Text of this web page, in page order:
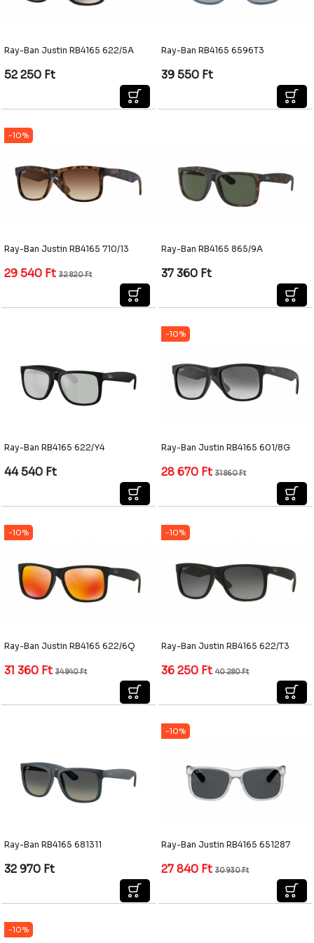
Ray-Ban Justin RB4165 622/5A
52 250 Ft
Ray-Ban RB4165 6596T3
39 550 Ft
-10%
Ray-Ban Justin RB4165 710/13
29 540 Ft 32 820Ft
Ray-Ban RB4165 865/9A
37 360 Ft
Ray-Ban RB4165 622/Y4
44 540 Ft
-10%
Ray-Ban Justin RB4165 601/8G
28 670 Ft 31 860Ft
-10%
Ray-Ban Justin RB4165 622/6Q
31 360 Ft 34 840Ft
-10%
Ray-Ban Justin RB4165 622/T3
36 250 Ft 40 280Ft
Ray-Ban RB4165 681311
32 970 Ft
-10%
Ray-Ban Justin RB4165 651287
27 840 Ft 30 930Ft
-10%